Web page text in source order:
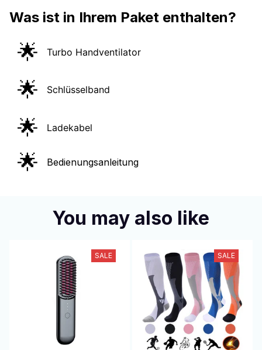
Was ist in Ihrem Paket enthalten?
🌟 Turbo Handventilator
🌟 Schlüsselband
🌟 Ladekabel
🌟 Bedienungsanleitung
You may also like
SALE SALE